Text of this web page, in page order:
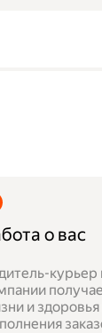
о вас
курьер
и